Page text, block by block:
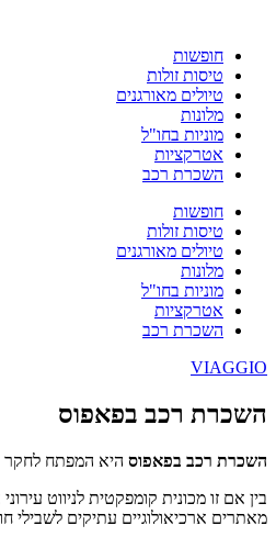
חופשות
טיסות זולות
טיולים מאורגנים
מלונות
מוניות בחו"ל
אטרקציות
השכרת רכב
חופשות
טיסות זולות
טיולים מאורגנים
מלונות
מוניות בחו"ל
אטרקציות
השכרת רכב
VIAGGIO
השכרת רכב בפאפוס
השכרת רכב בפאפוס היא המפתח לחקר
בין אם זו מכונית קומפקטית לניווט
מאתרים ארכיאולוגיים עתיקים לשבילי